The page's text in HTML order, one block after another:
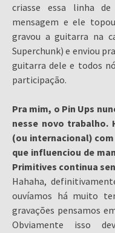
criasse essa linha
mensagem e ele
gravou a guitarra na
Superchunk) e enviou
guitarra dele e todos
participação.
Pra mim, o Pin Ups
nesse novo trabalho.
(ou internacional)
que influenciou de
Primitives continua
Hahaha,
ouvíamos há muito
gravações pensamos
Obviamente isso